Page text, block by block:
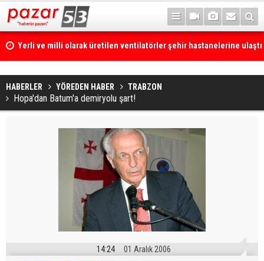
İlk sözü, "Bize her yer Trabzon" oldu!
HABERLER YÖREDEN HABER TRABZON
Hopa'dan Batum'a demiryolu şart!
14:24 01 Aralık 2006